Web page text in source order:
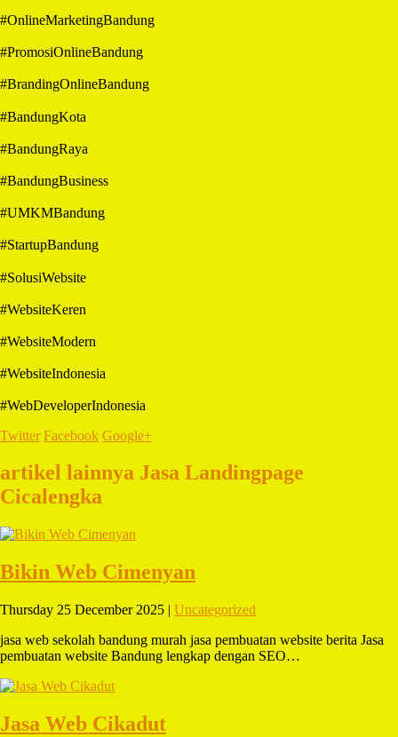
#OnlineMarketingBandung
#PromosiOnlineBandung
#BrandingOnlineBandung
#BandungKota
#BandungRaya
#BandungBusiness
#UMKMBandung
#StartupBandung
#SolusiWebsite
#WebsiteKeren
#WebsiteModern
#WebsiteIndonesia
#WebDeveloperIndonesia
Twitter Facebook Google+
artikel lainnya Jasa Landingpage
Cicalengka
Bikin Web Cimenyan
Thursday 25 December 2025 | Uncategorized
jasa web sekolah bandung murah jasa pembuatan website berita Jasa
pembuatan website Bandung lengkap dengan SEO…
Jasa Web Cikadut